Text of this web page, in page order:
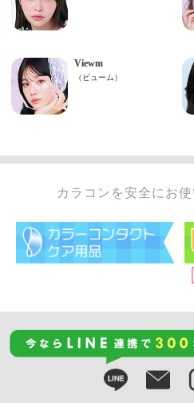
カラコンを安全にお